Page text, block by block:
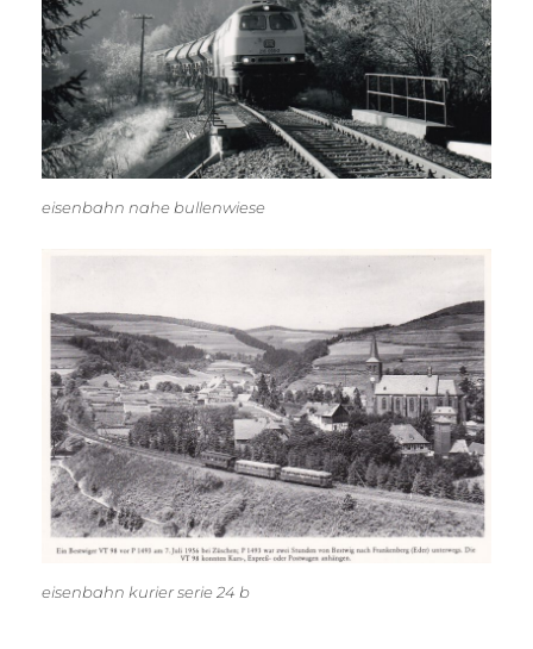
eisenbahn nahe bullenwiese
eisenbahn kurier serie 24 b